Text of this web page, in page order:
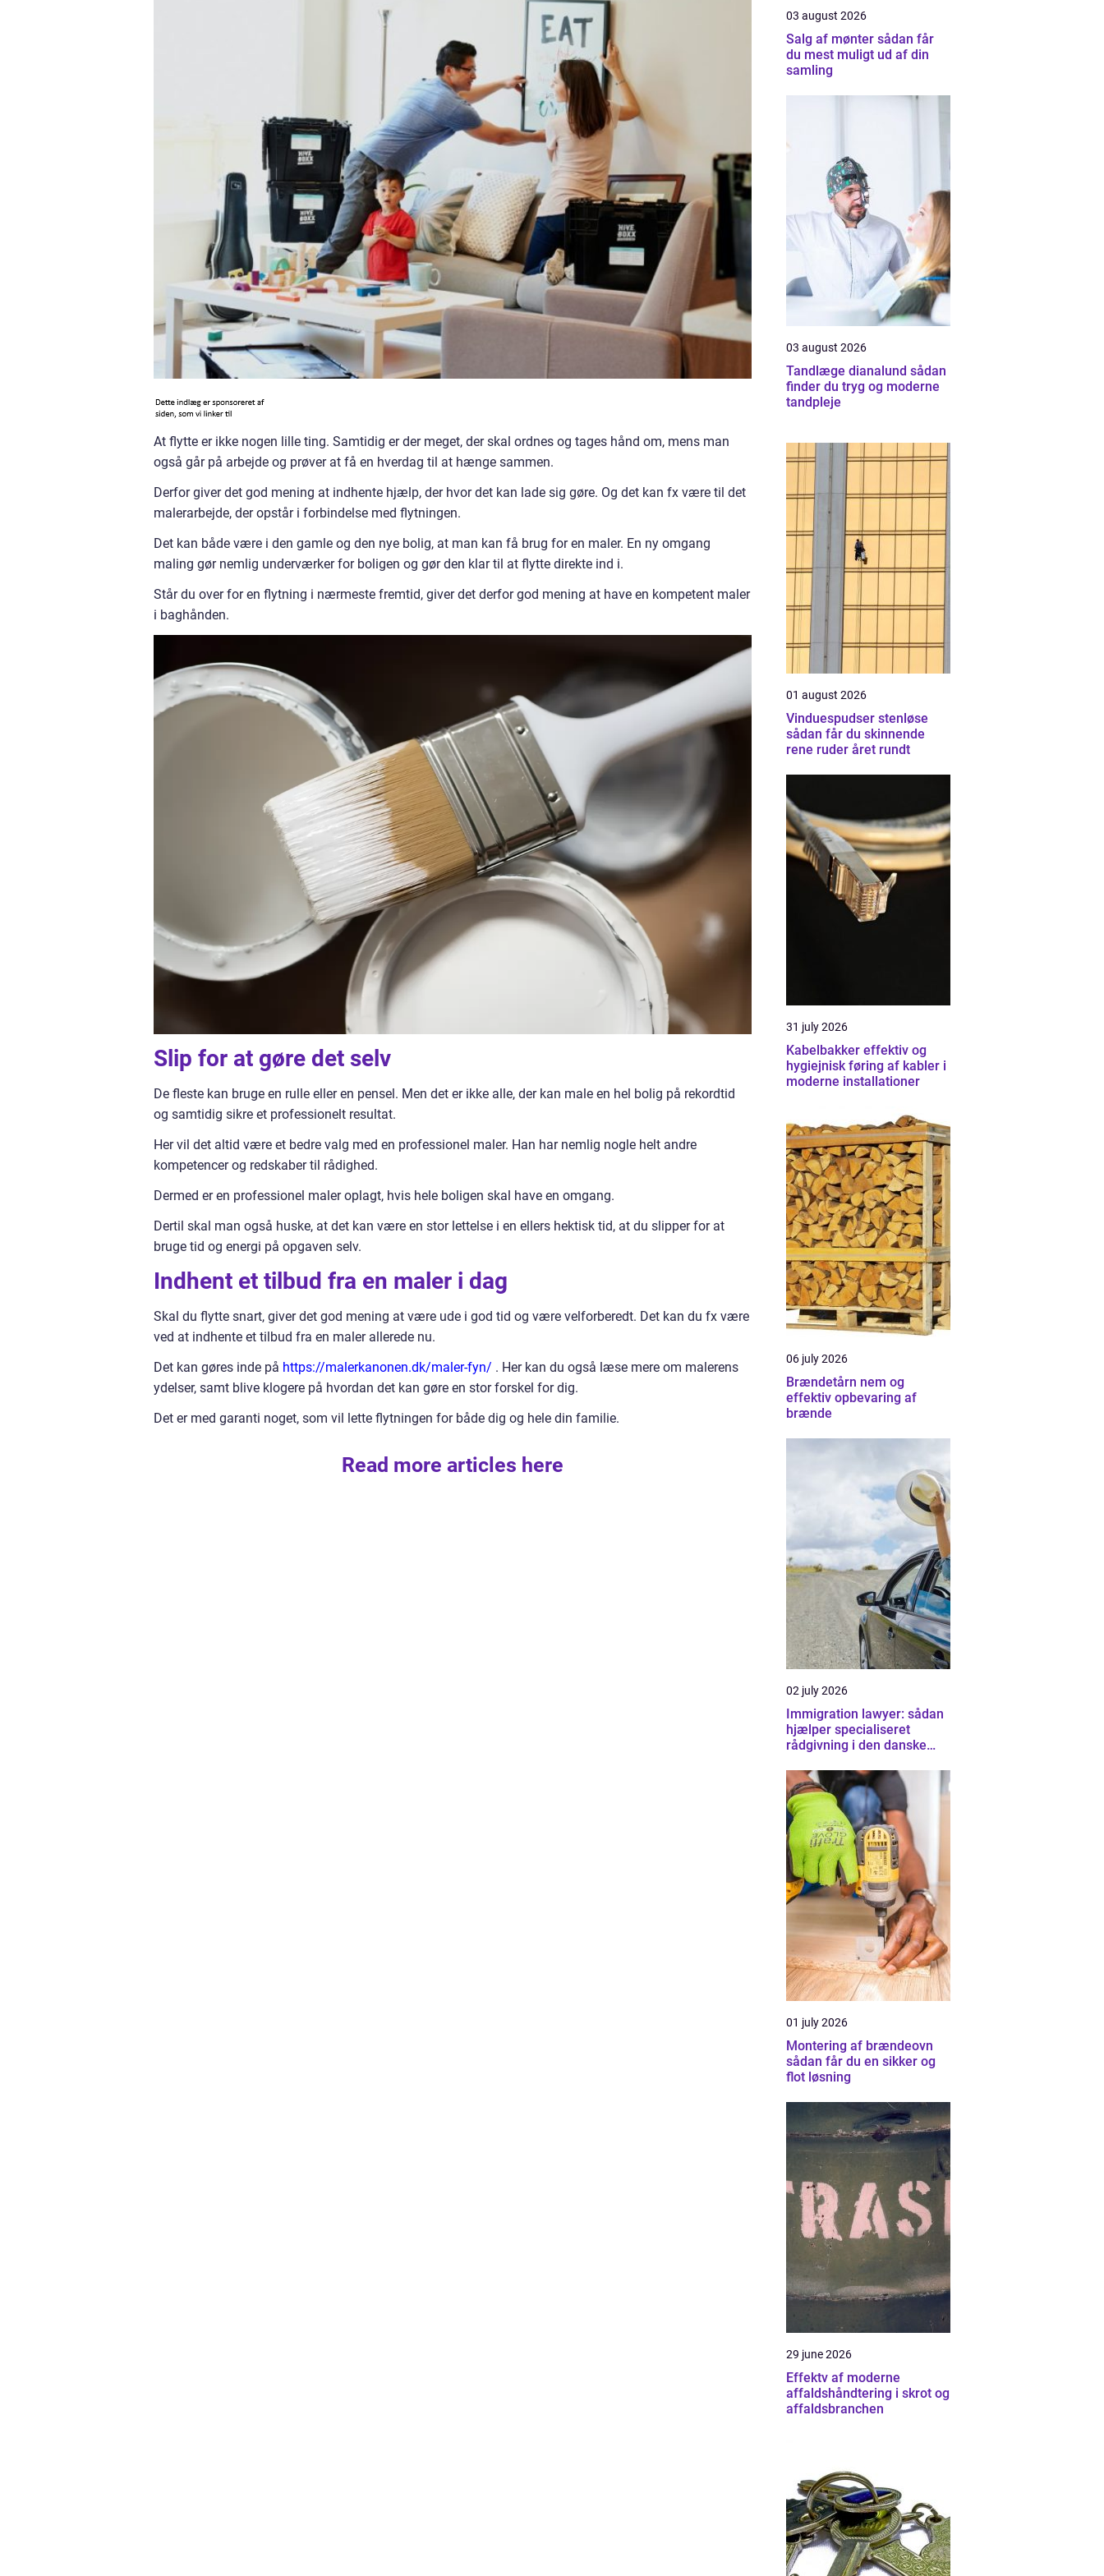
At flytte er ikke nogen lille ting. Samtidig er der meget, der skal ordnes og tages hånd om, mens man
også går på arbejde og prøver at få en hverdag til at hænge sammen.
Derfor giver det god mening at indhente hjælp, der hvor det kan lade sig gøre. Og det kan fx være til det
malerarbejde, der opstår i forbindelse med flytningen.
Det kan både være i den gamle og den nye bolig, at man kan få brug for en maler. En ny omgang
maling gør nemlig underværker for boligen og gør den klar til at flytte direkte ind i.
Står du over for en flytning i nærmeste fremtid, giver det derfor god mening at have en kompetent maler
i baghånden.
Slip for at gøre det selv
De fleste kan bruge en rulle eller en pensel. Men det er ikke alle, der kan male en hel bolig på rekordtid
og samtidig sikre et professionelt resultat.
Her vil det altid være et bedre valg med en professionel maler. Han har nemlig nogle helt andre
kompetencer og redskaber til rådighed.
Dermed er en professionel maler oplagt, hvis hele boligen skal have en omgang.
Dertil skal man også huske, at det kan være en stor lettelse i en ellers hektisk tid, at du slipper for at
bruge tid og energi på opgaven selv.
Indhent et tilbud fra en maler i dag
Skal du flytte snart, giver det god mening at være ude i god tid og være velforberedt. Det kan du fx være
ved at indhente et tilbud fra en maler allerede nu.
Det kan gøres inde på https://malerkanonen.dk/maler-fyn/ . Her kan du også læse mere om malerens
ydelser, samt blive klogere på hvordan det kan gøre en stor forskel for dig.
Det er med garanti noget, som vil lette flytningen for både dig og hele din familie.
Read more articles here
03 august 2026
Salg af mønter sådan får
du mest muligt ud af din
samling
03 august 2026
Tandlæge dianalund sådan
finder du tryg og moderne
tandpleje
01 august 2026
Vinduespudser stenløse
sådan får du skinnende
rene ruder året rundt
31 july 2026
Kabelbakker effektiv og
hygiejnisk føring af kabler i
moderne installationer
06 july 2026
Brændetårn nem og
effektiv opbevaring af
brænde
02 july 2026
Immigration lawyer: sådan
hjælper specialiseret
rådgivning i den danske
01 july 2026
Montering af brændeovn
sådan får du en sikker og
flot løsning
29 june 2026
Effektv af moderne
affaldshåndtering i skrot og
affaldsbranchen